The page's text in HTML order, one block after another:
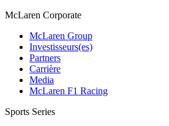
McLaren Corporate
McLaren Group
Investisseurs(es)
Partners
Carrière
Media
McLaren F1 Racing
Sports Series